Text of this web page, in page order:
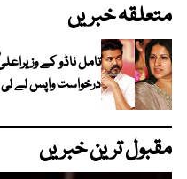
متعلقہ خبریں
تامل ناڈو کے
درخواست واپس لے لی
مقبول ترین خبریں